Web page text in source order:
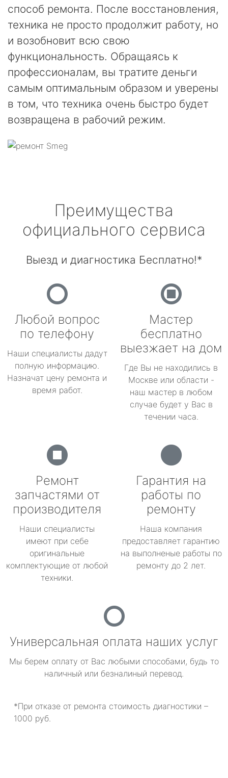
способ ремонта. После восстановления,
техника не просто продолжит работу, но
и возобновит всю свою
функциональность. Обращаясь к
профессионалам, вы тратите деньги
самым оптимальным образом и уверены
в том, что техника очень быстро будет
возвращена в рабочий режим.
Преимущества
официального сервиса
Выезд и диагностика Бесплатно!*
Любой вопрос
по телефону
Наши специалисты дадут
полную информацию.
Назначат цену ремонта и
время работ.
Мастер
бесплатно
выезжает на дом
Где Вы не находились в
Москве или области -
наш мастер в любом
случае будет у Вас в
течении часа.
Ремонт
запчастями от
производителя
Наши специалисты
имеют при себе
оригинальные
комплектующие от любой
техники.
Гарантия на
работы по
ремонту
Наша компания
предоставляет гарантию
на выполненые работы по
ремонту до 2 лет.
Универсальная оплата наших услуг
Мы берем оплату от Вас любыми способами, будь то
наличный или безналиный перевод.
*При отказе от ремонта стоимость диагностики –
1000 руб.